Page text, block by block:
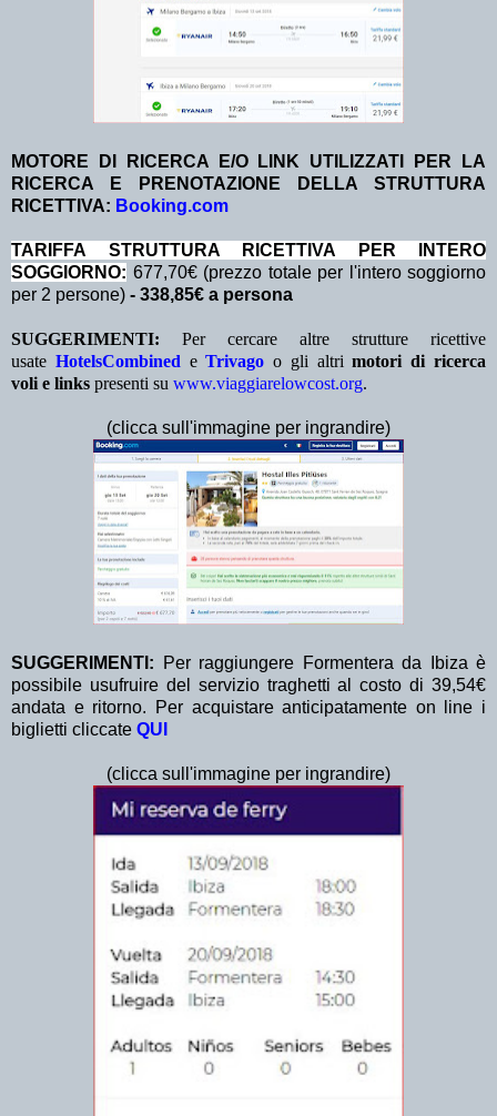
MOTORE DI RICERCA E/O LINK UTILIZZATI PER LA
RICERCA E PRENOTAZIONE DELLA STRUTTURA
RICETTIVA: Booking.com
TA RIFFA STRUTTURA RICETTIVA PER INTERO
SOGGIORNO: 677,70€ (prezzo totale per l'intero soggiorno
per 2 persone) - 338,85€ a persona
SUGGERIMENTI: Per cercare altre strutture ricettive
usate HotelsCombined eTrivago o gli altrimotori di ricerca
voli e links presenti su www.viaggiarelowcost.org.
(clicca sull'immagine per ingrandire)
SUGGERIMENTI:
Per raggiungere Formentera da Ibiza è
possibile usufruire del servizio traghetti al costo di 39,54€
andata e ritorno. Per acquistare anticipatamente on line i
biglietti cliccate QUI
(clicca sull'immagine per ingrandire)